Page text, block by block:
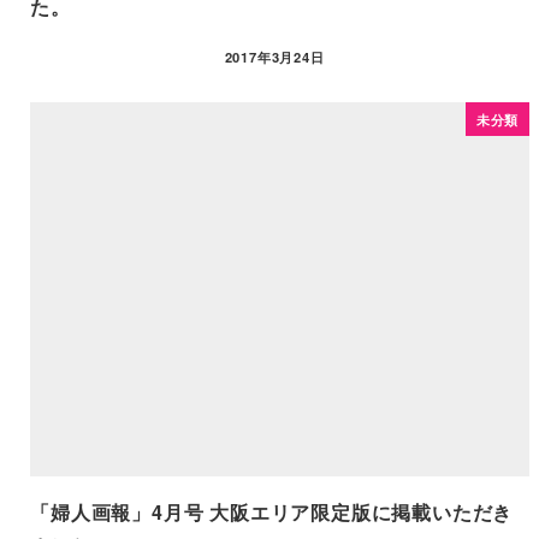
た。
2017年3月24日
未分類
「婦人画報」4月号 大阪エリア限定版に掲載いただき